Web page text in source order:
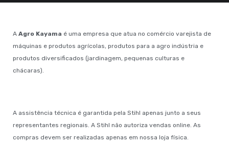
A Agro Kayama é uma empresa que atua no comércio varejista de
máquinas e produtos agrícolas, produtos para a agro indústria e
produtos diversificados (jardinagem, pequenas culturas e
chácaras).
A assistência técnica é garantida pela Stihl apenas junto a seus
representantes regionais. A Stihl não autoriza vendas online. As
compras devem ser realizadas apenas em nossa loja física.